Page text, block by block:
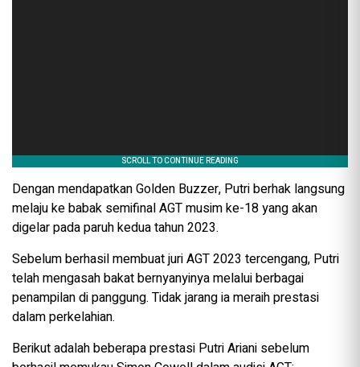
Dengan mendapatkan Golden Buzzer, Putri berhak langsung
melaju ke babak semifinal AGT musim ke-18 yang akan
digelar pada paruh kedua tahun 2023.
Sebelum berhasil membuat juri AGT 2023 tercengang, Putri
telah mengasah bakat bernyanyinya melalui berbagai
penampilan di panggung. Tidak jarang ia meraih prestasi
dalam perkelahian.
Berikut adalah beberapa prestasi Putri Ariani sebelum